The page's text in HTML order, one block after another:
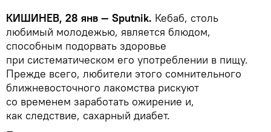
КИШИНЕВ, 28 янв — Sputnik. Кебаб, столь
любимый молодежью, является блюдом,
способным подорвать здоровье
при систематическом его употреблении в пищу.
Прежде всего, любители этого сомнительного
ближневосточного лакомства рискуют
со временем заработать ожирение и,
как следствие, сахарный диабет.